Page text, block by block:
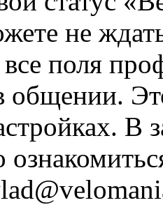
не
все поля
общении.
В